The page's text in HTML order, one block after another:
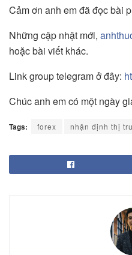
Cảm ơn anh em đã đọc bài
Những cập nhật mới,
hoặc bài viết khác.
Link group telegram ở đây:
Chúc anh em có một ngày
Tags: forex nhận định thị